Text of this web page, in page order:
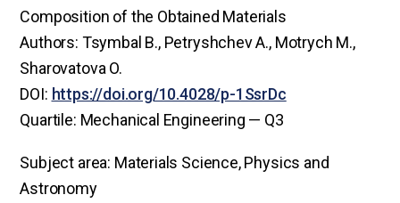
Composition of the Obtained Materials
Authors: Tsymbal B., Petryshchev A., Motrych M.,
Sharovatova O.
DOI: https://doi.org/10.4028/p-1SsrDc
Quartile: Mechanical Engineering — Q3
Subject area: Materials Science, Physics and
Astronomy